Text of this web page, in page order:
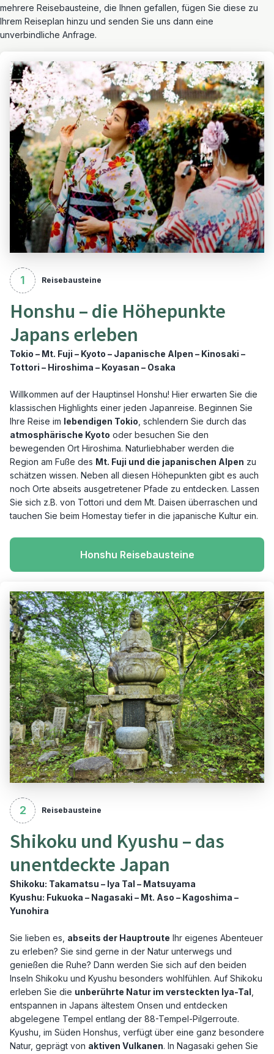
mehrere Reisebausteine, die Ihnen gefallen, fügen Sie diese zu
Ihrem Reiseplan hinzu und senden Sie uns dann eine
unverbindliche Anfrage.
1 Reisebausteine
Honshu – die Höhepunkte
Japans erleben
Tokio – Mt. Fuji – Kyoto – Japanische Alpen – Kinosaki –
Tottori – Hiroshima – Koyasan – Osaka
Willkommen auf der Hauptinsel Honshu! Hier erwarten Sie die
klassischen Highlights einer jeden Japanreise. Beginnen Sie
Ihre Reise im lebendigen Tokio , schlendern Sie durch das
atmosphärische Kyoto oder besuchen Sie den
bewegenden Ort Hiroshima. Naturliebhaber werden die
Region am Fuße des Mt. Fuji und die japanischen Alpen zu
schätzen wissen. Neben all diesen Höhepunkten gibt es auch
noch Orte abseits ausgetretener Pfade zu entdecken. Lassen
Sie sich z.B. von Tottori und dem Mt. Daisen überraschen und
tauchen Sie beim Homestay tiefer in die japanische Kultur ein.
Honshu Reisebausteine
2 Reisebausteine
Shikoku und Kyushu – das
unentdeckte Japan
Shikoku: Takamatsu – Iya Tal – Matsuyama
Kyushu: Fukuoka – Nagasaki – Mt. Aso – Kagoshima –
Yunohira
Sie lieben es, abseits der Hauptroute Ihr eigenes Abenteuer
zu erleben? Sie sind gerne in der Natur unterwegs und
genießen die Ruhe? Dann werden Sie sich auf den beiden
Inseln Shikoku und Kyushu besonders wohlfühlen. Auf Shikoku
erleben Sie die unberührte Natur im versteckten Iya-Tal
entspannen in Japans ältestem Onsen und entdecken
abgelegene Tempel entlang der 88-Tempel-Pilgerroute.
Kyushu, im Süden Honshus, verfügt über eine ganz besondere
Natur, geprägt von aktiven Vulkanen. In Nagasaki gehen Sie